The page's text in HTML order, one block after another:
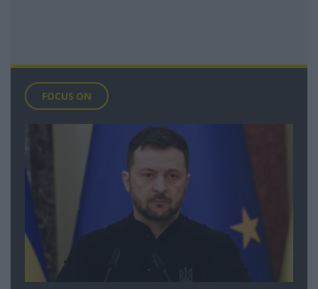
FOCUS ON